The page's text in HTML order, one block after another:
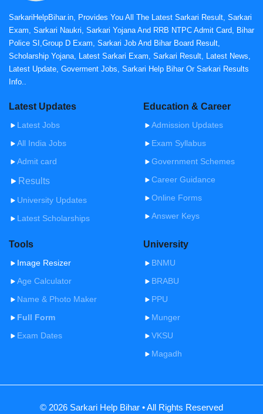
SarkariHelpBihar.in, Provides You All The Latest Sarkari Result, Sarkari
Exam, Sarkari Naukri, Sarkari Yojana And RRB NTPC Admit Card, Bihar
Police SI,Group D Exam, Sarkari Job And Bihar Board Result,
Scholarship Yojana, Latest Sarkari Exam, Sarkari Result, Latest News,
Latest Update, Goverment Jobs, Sarkari Help Bihar Or Sarkari Results
Info..
Latest Updates
Latest Jobs
All India Jobs
Admit card
Results
University Updates
Latest Scholarships
Education & Career
Admission Updates
Exam Syllabus
Government Schemes
Career Guidance
Online Forms
Answer Keys
Tools
Image Resizer
Age Calculator
Name & Photo Maker
Full Form
Exam Dates
University
BNMU
BRABU
PPU
Munger
VKSU
Magadh
© 2026 Sarkari Help Bihar • All Rights Reserved